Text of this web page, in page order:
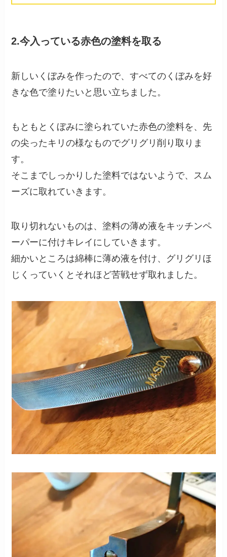
2.今入っている赤色の塗料を取る
新しいくぼみを作ったので、すべてのくぼみを好
きな色で塗りたいと思い立ちました。
もともとくぼみに塗られていた赤色の塗料を、先
の尖ったキリの様なものでグリグリ削り取りま
す。
そこまでしっかりした塗料ではないようで、スム
ーズに取れていきます。
取り切れないものは、塗料の薄め液をキッチンペ
ーパーに付けキレイにしていきます。
細かいところは綿棒に薄め液を付け、グリグリほ
じくっていくとそれほど苦戦せず取れました。